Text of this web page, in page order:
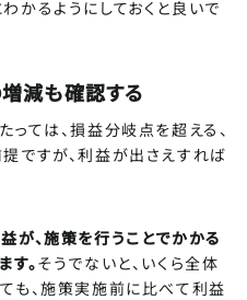
かるようにしておくと良いで
減も確認する
ては、損益分岐点を超える、
ですが、利益が出さえすれば
が、施策を行うことでかかる
す。そうでないと、いくら全体
も、施策実施前に比べて利益